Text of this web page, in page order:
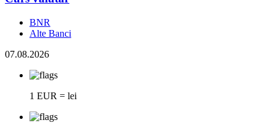
BNR
Alte Banci
07.08.2026
1 EUR = lei